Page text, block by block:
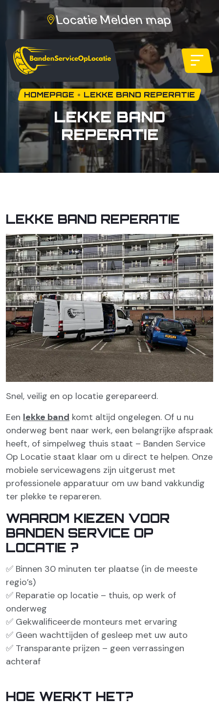
Locatie Melden map
HOMEPAGE LEKKE BAND REPERATIE
LEKKE BAND
REPERATIE
LEKKE BAND REPERATIE
Snel, veilig en op locatie gerepareerd.
Een lekke band komt altijd ongelegen. Of u nu
onderweg bent naar werk, een belangrijke afspraak
heeft, of simpelweg thuis staat – Banden Service
Op Locatie staat klaar om u direct te helpen. Onze
mobiele servicewagens zijn uitgerust met
professionele apparatuur om uw band vakkundig
ter plekke te repareren.
WAAROM KIEZEN VOOR
BANDEN SERVICE OP
LOCATIE ?
✅ Binnen 30 minuten ter plaatse (in de meeste
regio’s)
✅ Reparatie op locatie – thuis, op werk of
onderweg
✅ Gekwalificeerde monteurs met ervaring
✅ Geen wachttijden of gesleep met uw auto
✅ Transparante prijzen – geen verrassingen
achteraf
HOE WERKT HET?